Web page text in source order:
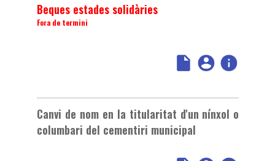
Beques estades solidàries
Fora de termini
Canvi de nom en la titularitat d'un nínxol o
columbari del cementiri municipal